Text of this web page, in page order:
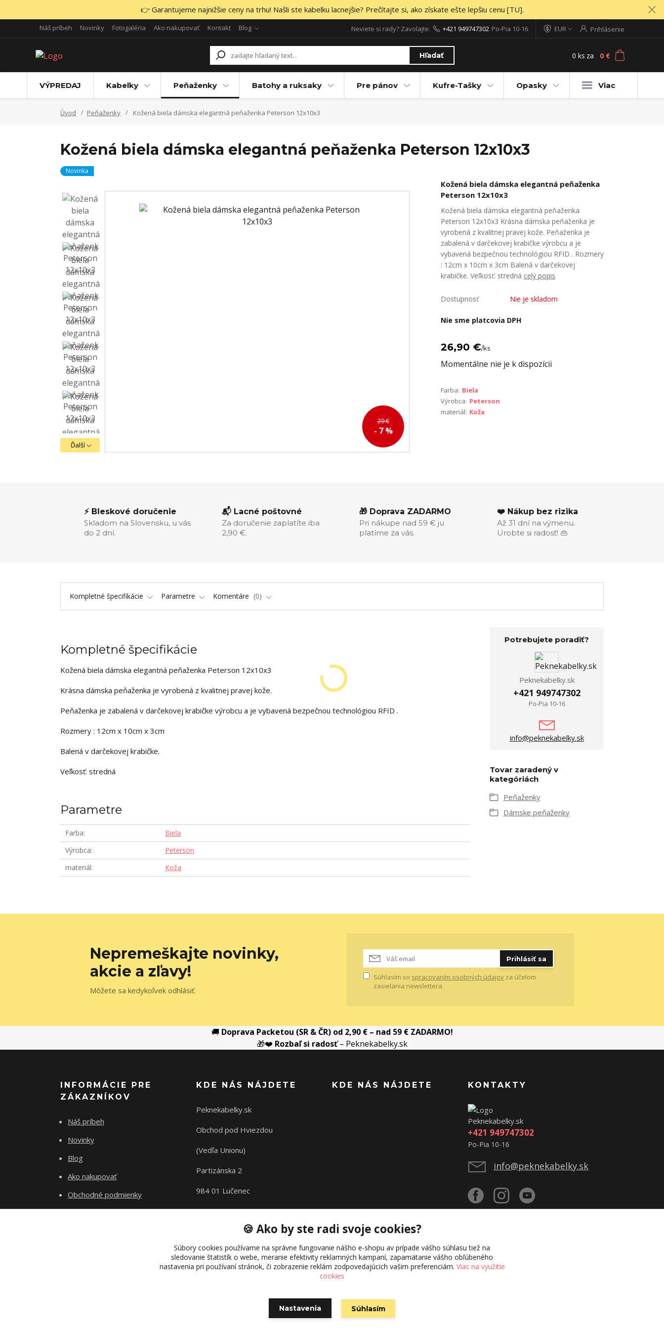
👉 Garantujeme najnižšie ceny na trhu! Našli ste kabelku lacnejšie? Prečítajte si, ako získate ešte lepšiu cenu [TU].
Náš príbeh Novinky Fotogaléria Ako nakupovať Kontakt Blog EUR Prihlásenie
Hľadať
Neviete si rady? Zavolajte. +421 949747302 Po-Pia 10-16
0 ks za 0 €
VÝPREDAJ Kabelky Peňaženky Batohy a ruksaky Pre pánov Kufre-Tašky Opasky Viac
Úvod Peňaženky Kožená biela dámska elegantná peňaženka Peterson 12x10x3
Kožená biela dámska elegantná peňaženka Peterson 12x10x3
Novinka
29 €
- 7 %
Ďalší
Kožená biela dámska elegantná peňaženka
Peterson 12x10x3
Kožená biela dámska elegantná peňaženka
Peterson 12x10x3 Krásna dámska peňaženka je
vyrobená z kvalitnej pravej kože. Peňaženka je
zabalená v darčekovej krabičke výrobcu a je
vybavená bezpečnou technológiou RFID . Rozmery
: 12cm x 10cm x 3cm Balená v darčekovej
krabičke. Veľkosť: stredná celý popis
Dostupnosť Nie je skladom
Nie sme platcovia DPH
26,90 €/ks
Momentálne nie je k dispozícii
Farba: Biela
Výrobca: Peterson
materiál: Koža
⚡ Bleskové doručenie
Skladom na Slovensku, u vás
do 2 dní.
📬 Lacné poštovné
Za doručenie zaplatíte iba
2,90 €.
🎁 Doprava ZADARMO
Pri nákupe nad 59 € ju
platíme za vás.
❤️ Nákup bez rizika
Až 31 dní na výmenu.
Urobte si radosť! 👜
Kompletné špecifikácie Parametre Komentáre 0
Kompletné špecifikácie
Kožená biela dámska elegantná peňaženka Peterson 12x10x3
Krásna dámska peňaženka je vyrobená z kvalitnej pravej kože.
Peňaženka je zabalená v darčekovej krabičke výrobcu a je vybavená bezpečnou technológiou RFID .
Rozmery : 12cm x 10cm x 3cm
Balená v darčekovej krabičke.
Veľkosť: stredná
Parametre
Farba
Biela
Výrobca
Peterson
materiál
Koža
Potrebujete poradiť?
Peknekabelky.sk
+421 949747302
Po-Pia 10-16
info@peknekabelky.sk
Tovar zaradený v
kategóriách
Peňaženky
Dámske peňaženky
Nepremeškajte novinky,
akcie a zľavy!
Môžete sa kedykoľvek odhlásiť.
Prihlásiť sa
Súhlasím so spracovaním osobných údajov za účelom
zasielania newslettera.
🚚 Doprava Packetou (SR & ČR) od 2,90 € – nad 59 € ZADARMO!
🎁❤️ Rozbaľ si radosť– Peknekabelky.sk
INFORMÁCIE PRE
ZÁKAZNÍKOV
Náš príbeh
Novinky
Blog
Ako nakupovať
Obchodné podmienky
KDE NÁS NÁJDETE
Peknekabelky.sk
Obchod pod Hviezdou
(Vedľa Unionu)
Partizánska 2
984 01 Lučenec
KDE NÁS NÁJDETE KONTAKTY
Peknekabelky.sk
+421 949747302
Po-Pia 10-16
info@peknekabelky.sk
Vytvorené na
🍪 Ako by ste radi svoje cookies?
Súbory cookies používame na správne fungovanie nášho e-shopu av prípade vášho súhlasu tiež na
sledovanie štatistík o webe, meranie efektivity reklamných kampaní, zapamätanie vášho obľúbeného
nastavenia pri používaní stránok, či zobrazenie reklám zodpovedajúcich vašim preferenciám. Viac na využitie
cookies
Nastavenia Súhlasím